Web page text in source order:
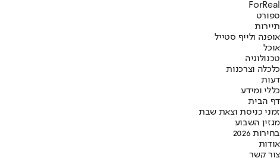
ForReal
ספורט
תיירות
אופנה ולייף סטייל
אוכל
טכנולוגיה
כלכלה וצרכנות
דעות
כללי ומידע
דף הבית
זמני כניסת וצאת שבת
מגזין השבוע
בחירות 2026
אודות
צור קשר